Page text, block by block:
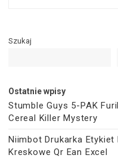
Szukaj
Ostatnie wpisy
Stumble Guys 5-PAK
Cereal Killer Mystery
Niimbot Drukarka
Kreskowe Qr Ean Excel